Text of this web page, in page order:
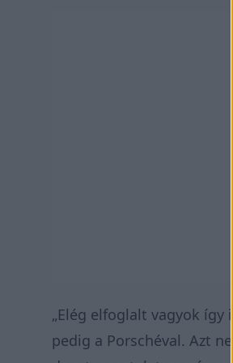
„Elég elfoglalt vagyok így
pedig a Porschéval. Azt